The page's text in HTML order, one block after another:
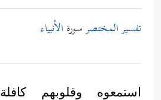
تفسير المختصرسورة الأنبياء
استمعوه وقلوبهم